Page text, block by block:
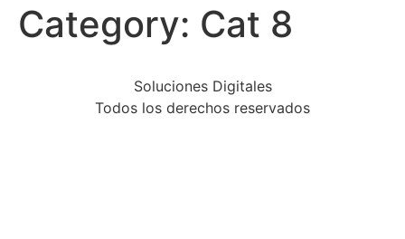
Category: Cat 8
Soluciones Digitales
Todos los derechos reservados